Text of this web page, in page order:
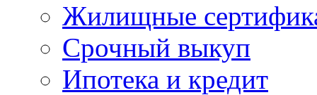
Жилищные
Срочный выкуп
Ипотека и кредит